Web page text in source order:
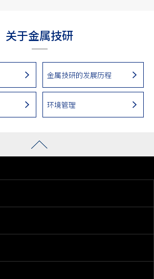
关于金属技研
金属技研的发展历程
环境管理